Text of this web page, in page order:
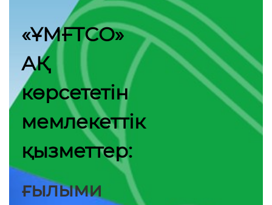
Қасым-Жомарт
Тоқаев:
«Қазақстан бірте-
өңірлік
және ғылыми-
айналып келеді»
ТОЛЫҒЫРАҚ